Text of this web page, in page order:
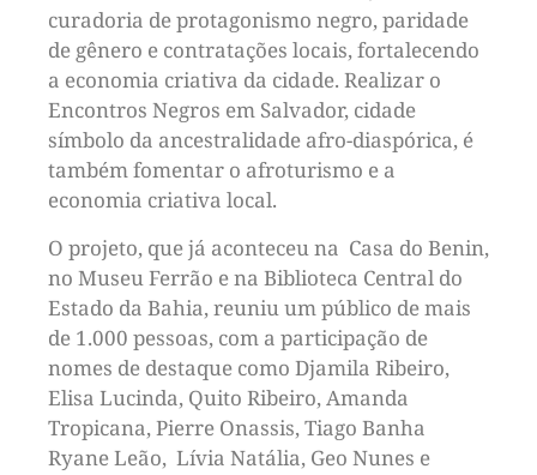
curadoria de protagonismo negro, paridade
de gênero e contratações locais, fortalecendo
a economia criativa da cidade. Realizar o
Encontros Negros em Salvador, cidade
símbolo da ancestralidade afro-diaspórica, é
também fomentar o afroturismo e a
economia criativa local.
O projeto, que já aconteceu na Casa do Benin,
no Museu Ferrão e na Biblioteca Central do
Estado da Bahia, reuniu um público de mais
de 1.000 pessoas, com a participação de
nomes de destaque como Djamila Ribeiro,
Elisa Lucinda, Quito Ribeiro, Amanda
Tropicana, Pierre Onassis, Tiago Banha
Ryane Leão, Lívia Natália, Geo Nunes e